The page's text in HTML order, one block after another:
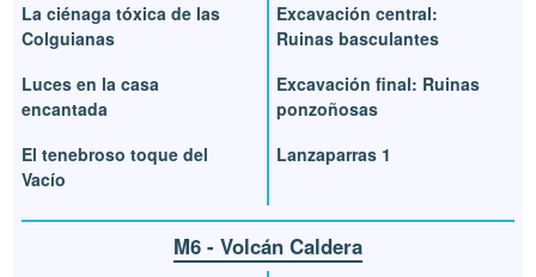
La ciénaga tóxica de las
Colguianas
Luces en la casa
encantada
El tenebroso toque del
Vacío
Excavación central:
Ruinas basculantes
Excavación final: Ruinas
ponzoñosas
Lanzaparras 1
M6 - Volcán Caldera